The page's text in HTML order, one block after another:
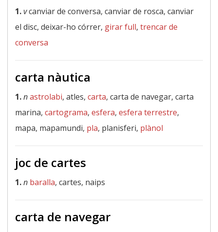
1.vcanviar de conversa, canviar de rosca, canviar
el disc, deixar-ho córrer, girar full, trencar de
conversa
carta nàutica
1.nastrolabi, atles, carta, carta de navegar, carta
marina, cartograma, esfera, esfera terrestre,
mapa, mapamundi, pla, planisferi, plànol
joc de cartes
1.n baralla, cartes, naips
carta de navegar